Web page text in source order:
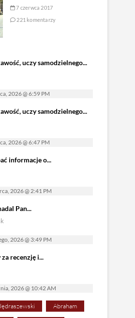
7 czerwca 2017
221 komentarzy
uczy samodzielnego...
2026 @ 6:59 PM
uczy samodzielnego...
2026 @ 6:47 PM
informacje o...
2026 @ 2:41 PM
Pan...
2026 @ 3:49 PM
recenzję i...
2026 @ 10:42 AM
Abraham